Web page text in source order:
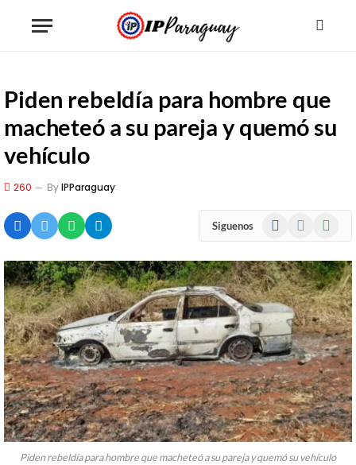
Piden rebeldía para hombre que
macheteó a su pareja y quemó su
vehículo
260 ByIPParaguay
Siguenos Facebook
Piden rebeldía para hombre que macheteó a su pareja y quemó su vehículo